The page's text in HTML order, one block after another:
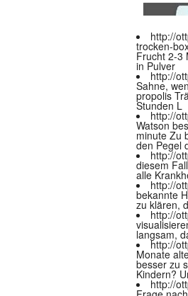
http://
trocken-
Frucht 2-3
in Pulver
http://
Sahne,
propolis
Stunden L
http://
Watson
minute Zu
den Pegel
http://
diesem
alle
http://
bekannte
zu klären,
http://
langsam,
http://
Monate
besser zu
Kindern?
http://